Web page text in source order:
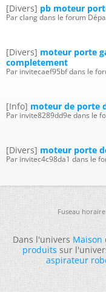
[Divers] pb moteur
Par clang dans le forum
[Divers] moteur porte
completement
Par invitecaef95bf dans le
[Info] moteur de porte
Par invite8289dd9e dans le
[Divers] moteur porte
Par invitec4c98da1 dans le
Fuseau
Dans l'universMaison
produitssur
aspirateur